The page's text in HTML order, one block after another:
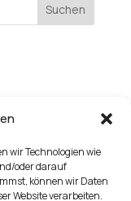
wir Technologien wie
oder darauf
können wir Daten
Website verarbeiten.
Suchen